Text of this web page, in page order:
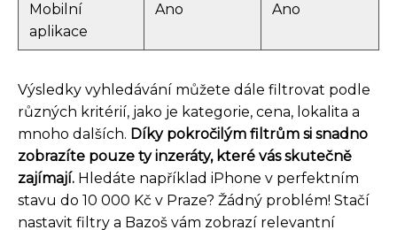
Mobilní
aplikace
Ano Ano
Výsledky vyhledávání můžete dále filtrovat podle
různých kritérií, jako je kategorie, cena, lokalita a
mnoho dalších. Díky pokročilým filtrům si snadno
zobrazíte pouze ty inzeráty, které vás skutečně
zajímají. Hledáte například iPhone v perfektním
stavu do 10 000 Kč v Praze? Žádný problém! Stačí
nastavit filtry a Bazoš vám zobrazí relevantní